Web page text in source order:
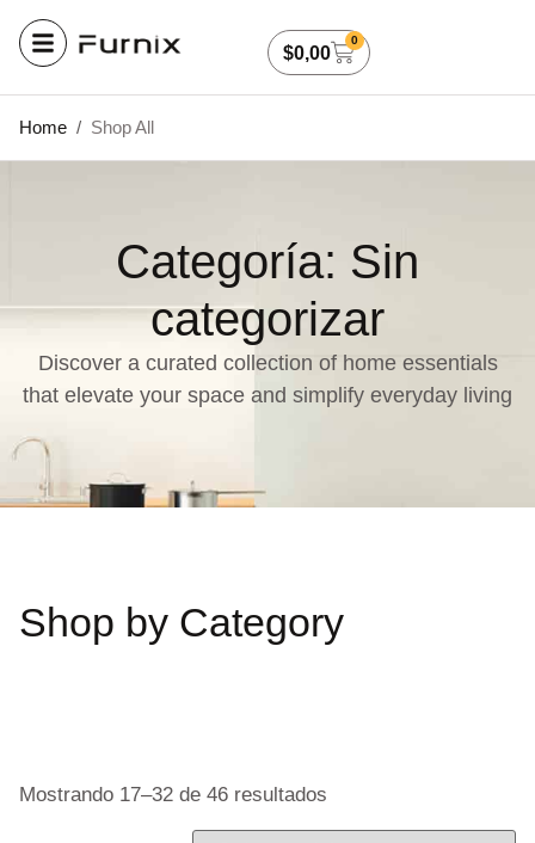
$0,00
0
Home / Shop All
Categoría: Sin
categorizar
Discover a curated collection of home essentials
that elevate your space and simplify everyday living
Shop by Category
Mostrando 17–32 de 46 resultados